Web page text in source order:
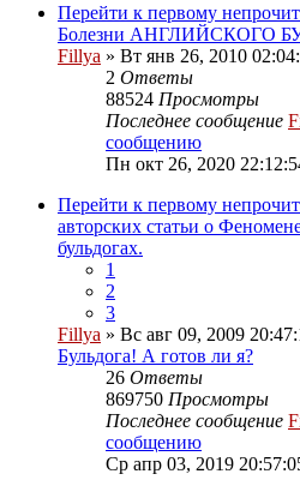
Перейти к первому
Болезни АНГЛИЙСКОГО
Fillya » Вт янв 26, 2010
2 Ответы
88524 Просмотры
Последнее сообщение
сообщению
Пн окт 26, 2020
Перейти к первому
авторских статьи о
бульдогах.
1
2
3
Fillya » Вс авг 09, 2009
Бульдога! А готов ли я?
26 Ответы
869750 Просмотры
Последнее сообщение
сообщению
Ср апр 03, 2019